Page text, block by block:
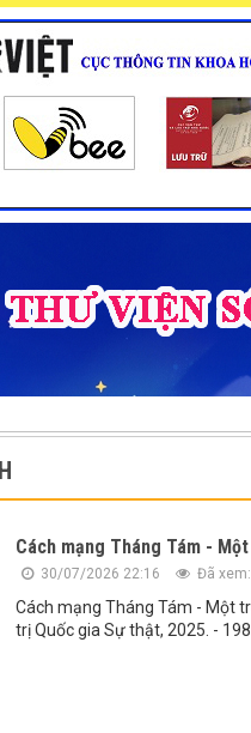
Cách mạng Tháng Tám -
30/07/2026 22:16 Đã
Cách mạng Tháng Tám - Một
trị Quốc gia Sự thật, 2025. -